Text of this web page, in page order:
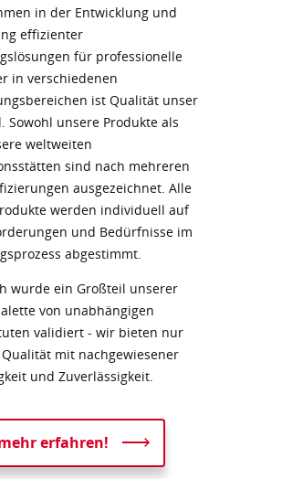
in der Entwicklung und
effizienter
für professionelle
in verschiedenen
ist Qualität unser
Sowohl unsere Produkte als
weltweiten
sind nach mehreren
ausgezeichnet. Alle
werden individuell auf
und Bedürfnisse im
abgestimmt.
wurde ein Großteil unserer
von unabhängigen
validiert - wir bieten nur
mit nachgewiesener
und Zuverlässigkeit.
erfahren!